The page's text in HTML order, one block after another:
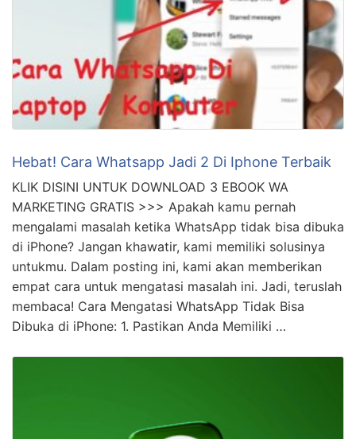
Hebat! Cara Whatsapp Jadi 2 Di Iphone Terbaik
KLIK DISINI UNTUK DOWNLOAD 3 EBOOK WA
MARKETING GRATIS >>> Apakah kamu pernah
mengalami masalah ketika WhatsApp tidak bisa dibuka
di iPhone? Jangan khawatir, kami memiliki solusinya
untukmu. Dalam posting ini, kami akan memberikan
empat cara untuk mengatasi masalah ini. Jadi, teruslah
membaca! Cara Mengatasi WhatsApp Tidak Bisa
Dibuka di iPhone: 1. Pastikan Anda Memiliki …